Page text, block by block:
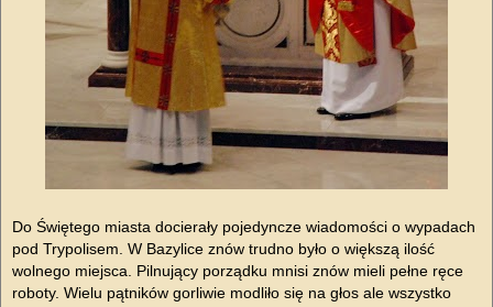
Do Świętego miasta docierały pojedyncze wiadomości o wypadach
pod Trypolisem. W Bazylice znów trudno było o większą ilość
wolnego miejsca. Pilnujący porządku mnisi znów mieli pełne ręce
roboty. Wielu pątników gorliwie modliło się na głos ale wszystko